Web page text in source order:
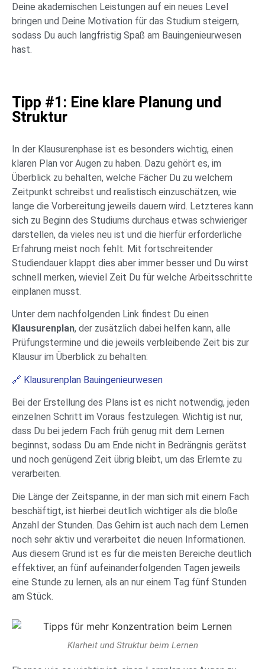
Deine akademischen Leistungen auf ein neues Level
bringen und Deine Motivation für das Studium steigern,
sodass Du auch langfristig Spaß am Bauingenieurwesen
hast.
Tipp #1: Eine klare Planung und
Struktur
In der Klausurenphase ist es besonders wichtig, einen
klaren Plan vor Augen zu haben. Dazu gehört es, im
Überblick zu behalten, welche Fächer Du zu welchem
Zeitpunkt schreibst und realistisch einzuschätzen, wie
lange die Vorbereitung jeweils dauern wird. Letzteres kann
sich zu Beginn des Studiums durchaus etwas schwieriger
darstellen, da vieles neu ist und die hierfür erforderliche
Erfahrung meist noch fehlt. Mit fortschreitender
Studiendauer klappt dies aber immer besser und Du wirst
schnell merken, wieviel Zeit Du für welche Arbeitsschritte
einplanen musst.
Unter dem nachfolgenden Link findest Du einen
Klausurenplan, der zusätzlich dabei helfen kann, alle
Prüfungstermine und die jeweils verbleibende Zeit bis zur
Klausur im Überblick zu behalten:
🔗 Klausurenplan Bauingenieurwesen
Bei der Erstellung des Plans ist es nicht notwendig, jeden
einzelnen Schritt im Voraus festzulegen. Wichtig ist nur,
dass Du bei jedem Fach früh genug mit dem Lernen
beginnst, sodass Du am Ende nicht in Bedrängnis gerätst
und noch genügend Zeit übrig bleibt, um das Erlernte zu
verarbeiten.
Die Länge der Zeitspanne, in der man sich mit einem Fach
beschäftigt, ist hierbei deutlich wichtiger als die bloße
Anzahl der Stunden. Das Gehirn ist auch nach dem Lernen
noch sehr aktiv und verarbeitet die neuen Informationen.
Aus diesem Grund ist es für die meisten Bereiche deutlich
effektiver, an fünf aufeinanderfolgenden Tagen jeweils
eine Stunde zu lernen, als an nur einem Tag fünf Stunden
am Stück.
Klarheit und Struktur beim Lernen